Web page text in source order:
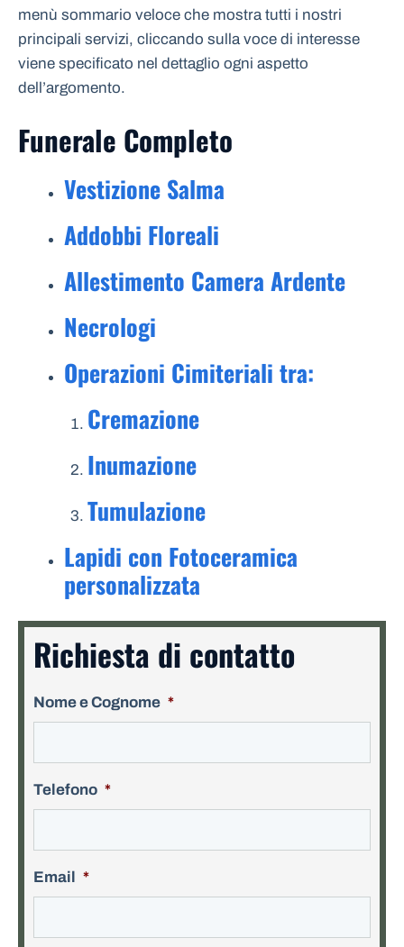
menù sommario veloce che mostra tutti i nostri
principali servizi, cliccando sulla voce di interesse
viene specificato nel dettaglio ogni aspetto
dell’argomento.
Funerale Completo
Vestizione Salma
Addobbi Floreali
Allestimento Camera Ardente
Necrologi
Operazioni Cimiteriali tra:
Cremazione
Inumazione
Tumulazione
Lapidi con Fotoceramica
personalizzata
Richiesta di contatto
Nome e Cognome *
Telefono *
Email *